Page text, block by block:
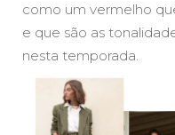
como um vermelho
e que são as
nesta temporada.